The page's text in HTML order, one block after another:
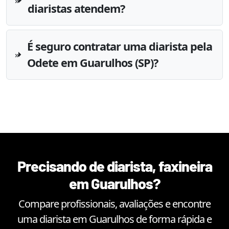
diaristas atendem?
É seguro contratar uma diarista pela
Odete em Guarulhos (SP)?
Precisando de diarista, faxineira
emGuarulhos?
Compare profissionais, avaliações e encontre
uma diarista em Guarulhosde forma rápida e